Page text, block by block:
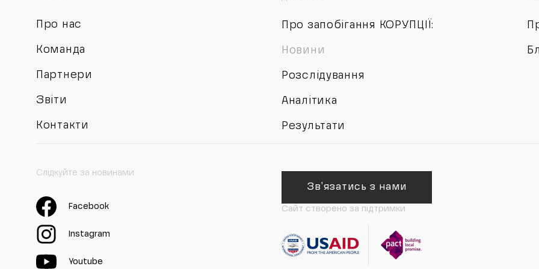
Про нас
Команда
Партнери
Звіти
Контакти
Про запобігання КОРУПЦІЇ:
Новини
Розслідування
Аналітика
Результати
Слідкуйте за новинами
Facebook
Instagram
Youtube
Зв'язатись з нами
Сайт створено за підтримки